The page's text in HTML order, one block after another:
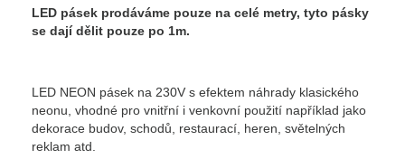
LED pásek prodáváme pouze na celé metry, tyto pásky
se dají dělit pouze po 1m.
LED NEON pásek na 230V s efektem náhrady klasického
neonu, vhodné pro vnitřní i venkovní použití například jako
dekorace budov, schodů, restaurací, heren, světelných
reklam atd.